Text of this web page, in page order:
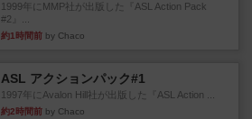
1999年にMMP社が出版した『ASL Action Pack
#2』...
約1時間前 by Chaco
ASL アクションパック#1
1997年にAvalon Hill社が出版した『ASL Action ...
約2時間前 by Chaco